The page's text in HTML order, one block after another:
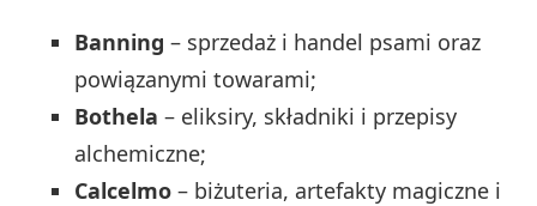
Banning – sprzedaż i handel psami oraz
powiązanymi towarami;
Bothela – eliksiry, składniki i przepisy
alchemiczne;
Calcelmo – biżuteria, artefakty magiczne i